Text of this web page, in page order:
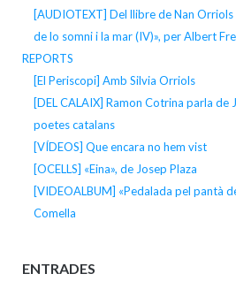
[AUDIOTEXT] Del llibre de Nan
de lo somni i la mar (IV)», per Albert
REPORTS
[El Periscopi] Amb Silvia Orriols
[DEL CALAIX] Ramon Cotrina parla de
poetes catalans
[VÍDEOS] Que encara no hem vist
[OCELLS] «Eina», de Josep Plaza
[VIDEOALBUM] «Pedalada pel pantà
Comella
ENTRADES